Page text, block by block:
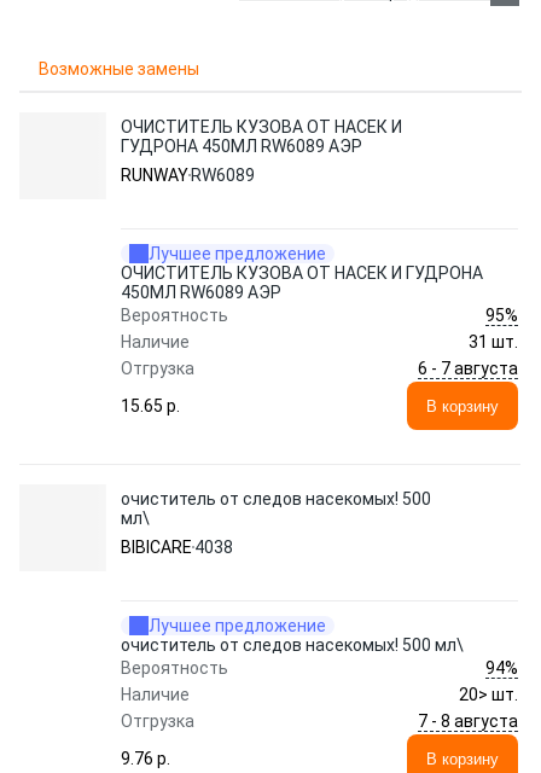
Возможные замены
ОЧИСТИТЕЛЬ КУЗОВА ОТ НАСЕК И
ГУДРОНА 450МЛ RW6089 АЭР
RUNWAY RW6089
Лучшее предложение
ОЧИСТИТЕЛЬ КУЗОВА ОТ НАСЕК И ГУДРОНА
450МЛ RW6089 АЭР
Вероятность
95%
Наличие
31 шт.
Отгрузка
6 - 7 августа
15.65 p.
В корзину
очиститель от следов насекомых! 500
мл\
BIBICARE 4038
Лучшее предложение
очиститель от следов насекомых! 500 мл\
Вероятность
94%
Наличие
20> шт.
Отгрузка
7 - 8 августа
9.76 p.
В корзину